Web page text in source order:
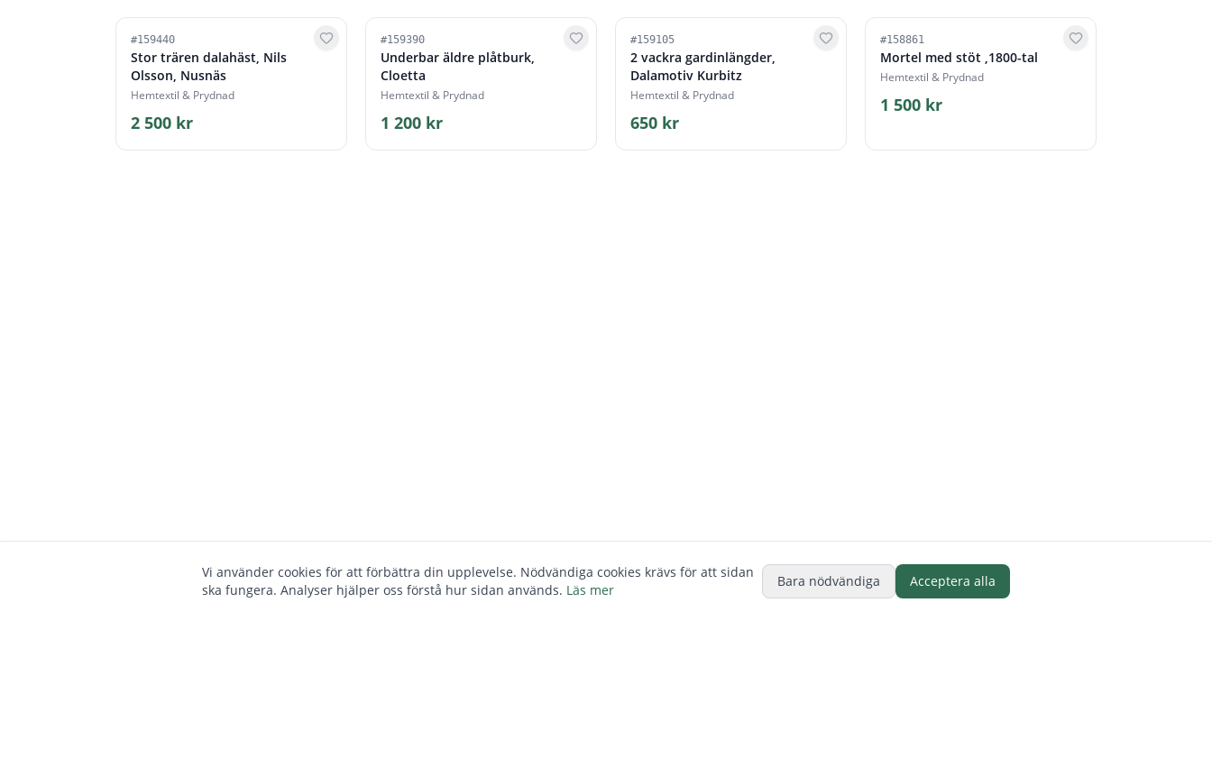
#159440
Stor trären dalahäst, Nils
Olsson, Nusnäs
Hemtextil & Prydnad
2 500 kr
#159390
Underbar äldre plåtburk,
Cloetta
Hemtextil & Prydnad
1 200 kr
#159105
2 vackra gardinlängder,
Dalamotiv Kurbitz
Hemtextil & Prydnad
650 kr
#158861
Mortel med stöt ,1800-tal
Hemtextil & Prydnad
1 500 kr
Vi använder cookies för att förbättra din upplevelse. Nödvändiga cookies krävs för att sidan
ska fungera. Analyser hjälper oss förstå hur sidan används. Läs mer
Bara nödvändiga Acceptera alla